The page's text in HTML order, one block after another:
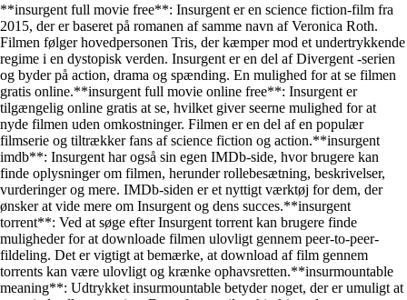
**insurgent full movie free**: Insurgent er en science fiction-film fra
2015, der er baseret på romanen af samme navn af Veronica Roth.
Filmen følger hovedpersonen Tris, der kæmper mod et undertrykkende
regime i en dystopisk verden. Insurgent er en del af Divergent -serien
og byder på action, drama og spænding. En mulighed for at se filmen
gratis online.**insurgent full movie online free**: Insurgent er
tilgængelig online gratis at se, hvilket giver seerne mulighed for at
nyde filmen uden omkostninger. Filmen er en del af en populær
filmserie og tiltrækker fans af science fiction og action.**insurgent
imdb**: Insurgent har også sin egen IMDb-side, hvor brugere kan
finde oplysninger om filmen, herunder rollebesætning, beskrivelser,
vurderinger og mere. IMDb-siden er et nyttigt værktøj for dem, der
ønsker at vide mere om Insurgent og dens succes.**insurgent
torrent**: Ved at søge efter Insurgent torrent kan brugere finde
muligheder for at downloade filmen ulovligt gennem peer-to-peer-
fildeling. Det er vigtigt at bemærke, at download af film gennem
torrents kan være ulovligt og krænke ophavsretten.**insurmountable
meaning**: Udtrykket insurmountable betyder noget, der er umuligt at